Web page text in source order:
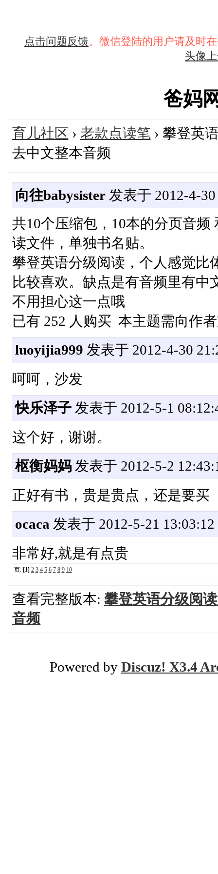
点击问题反馈。微信登陆的用户请及时
头像
爸妈
育儿社区 › 老款点读笔› 攀登英
去中文整本音频
向往babysister发表于 2012-4-30
共10个压缩包，10本的分页音
读文件，单独书名贴。
攀登英语分级阅读，个人感觉比
比较喜欢。缺点是有音频里有
不用担心这一点哦
已有 252 人购买 本主题需向作
luoyijia999 发表于 2012-4-30
呵呵，沙发
快乐泽子发表于 2012-5-1
这个好，谢谢。
枢衡妈妈发表于 2012-5-2
正好有书，贵是贵点，还是要买
ocaca 发表于 2012-5-21 13:03:12
非常好,就是有点贵
页: [1] 2 3 4 5 6 7 8 9 10
查看完整版本: 攀登英语分级阅
音频
Powered by Discuz! X3.4